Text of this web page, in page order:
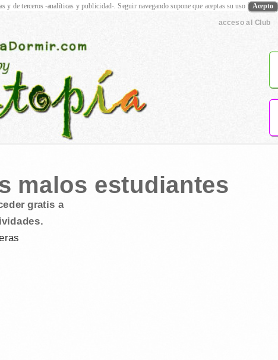
acceso al Club
malos estudiantes
gratis a
y de terceros -analíticas y publicidad-. Seguir navegando supone que aceptas su uso Acepto